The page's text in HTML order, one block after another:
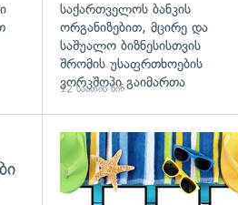
საქართველოს ბანკის
ორგანიზებით, მცირე და
საშუალო ბიზნესისთვის
შრომის უსაფრთხოების
ვორკშოპი გაიმართა
12 საათის წინ